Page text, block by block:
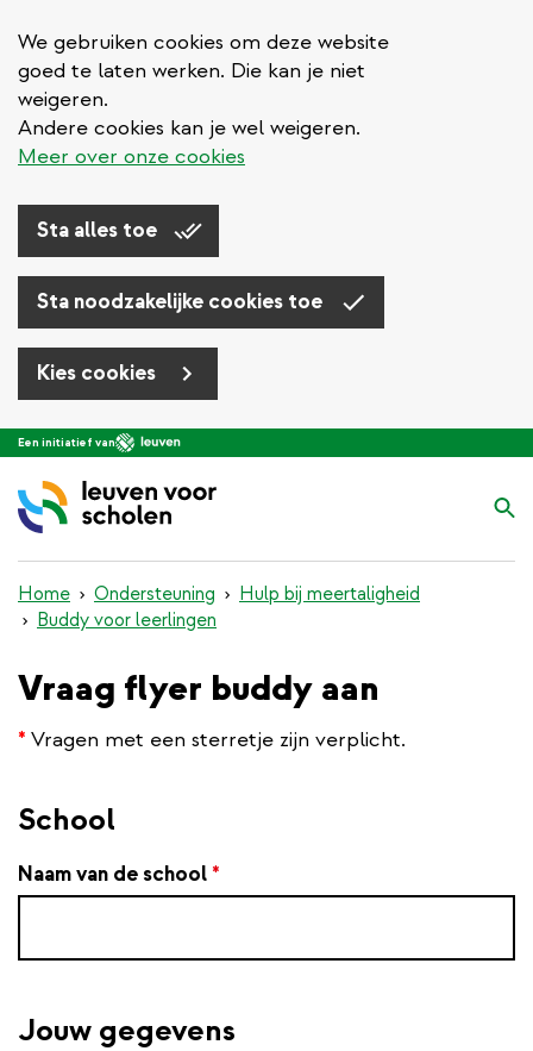
We gebruiken cookies om deze website
goed te laten werken. Die kan je niet
weigeren.
Andere cookies kan je wel weigeren.
Meer over onze cookies
Sta alles toe
Sta noodzakelijke cookies toe
Kies cookies
Overslaan
naar
de
inhoud
gaan
Een initiatief van
Home Ondersteuning
Hulp bij meertaligheid
Buddy voor leerlingen
Vraag flyer buddy aan
* Vragen met een sterretje zijn verplicht.
School
Naam van de school *
Jouw gegevens